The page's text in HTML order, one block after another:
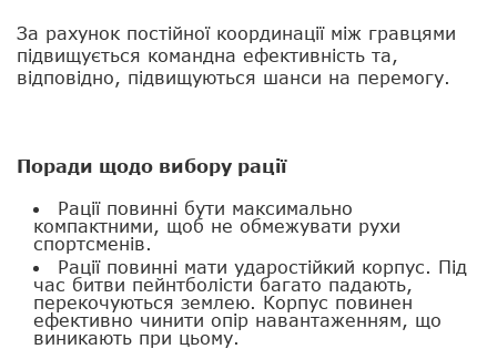
За рахунок постійної координації між гравцями
підвищується командна ефективність та,
відповідно, підвищуються шанси на перемогу.
Поради щодо вибору рації
Рації повинні бути максимально
компактними, щоб не обмежувати рухи
спортсменів.
Рації повинні мати ударостійкий корпус. Під
час битви пейнтболісти багато падають,
перекочуються землею. Корпус повинен
ефективно чинити опір навантаженням, що
виникають при цьому.